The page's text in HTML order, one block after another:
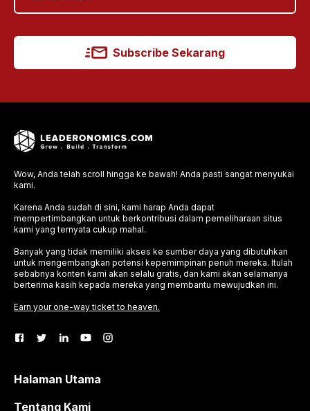
Subscribe Sekarang
Wow, Anda telah scroll hingga ke bawah! Anda pasti sangat menyukai
kami.
Karena Anda sudah di sini, kami harap Anda dapat
mempertimbangkan untuk berkontribusi dalam pemeliharaan situs
kami yang ternyata cukup mahal.
Banyak yang tidak memiliki akses ke sumber daya yang dibutuhkan
untuk mengembangkan potensi kepemimpinan penuh mereka. Itulah
sebabnya konten kami akan selalu gratis, dan kami akan selamanya
berterima kasih kepada mereka yang membantu mewujudkan ini.
Earn your one-way ticket to heaven.
Halaman Utama
Tentang Kami